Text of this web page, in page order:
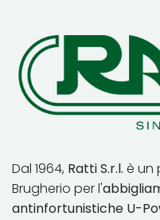
Dal 1964, Ratti S.r.l. è un
Brugherio per l'
antinfortunistiche U-